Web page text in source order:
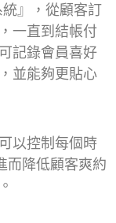
』，從顧客訂
一直到結帳付
記錄會員喜好
並能夠更貼心
以控制每個時
而降低顧客爽約